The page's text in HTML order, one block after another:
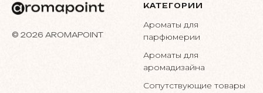
© 2026 AROMAPOINT
КАТЕГОРИИ
Ароматы для
парфюмерии
Ароматы для
аромадизайна
Сопутствующие товары